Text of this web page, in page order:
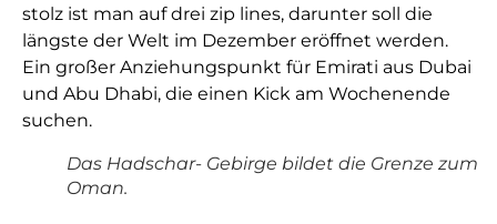
stolz ist man auf drei zip lines, darunter soll die
längste der Welt im Dezember eröffnet werden.
Ein großer Anziehungspunkt für Emirati aus Dubai
und Abu Dhabi, die einen Kick am Wochenende
suchen.
Das Hadschar- Gebirge bildet die Grenze zum
Oman.